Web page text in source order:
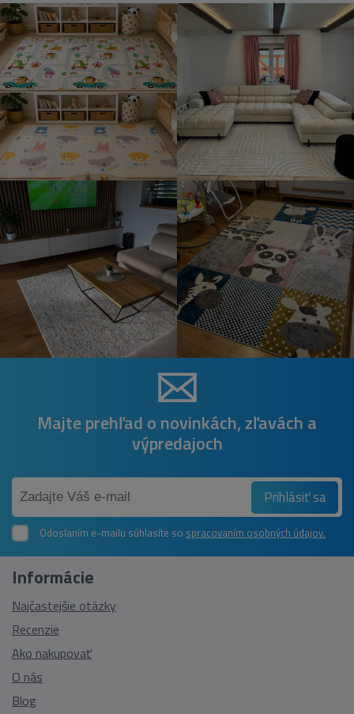
Majte prehľad o novinkách, zľavách a
výpredajoch
Prihlásiť sa
Odoslaním e-mailu súhlasíte so spracovaním osobných údajov.
Informácie
Najčastejšie otázky
Recenzie
Ako nakupovať
O nás
Blog